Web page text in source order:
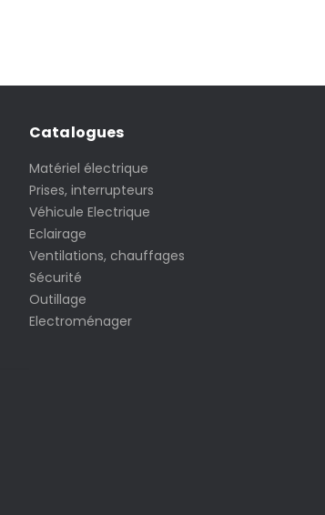
Catalogues
Matériel électrique
Prises, interrupteurs
Véhicule Electrique
Eclairage
Ventilations, chauffages
Sécurité
Outillage
Electroménager